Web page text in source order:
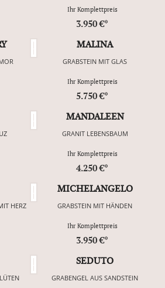
Ihr Komplettpreis
3.950 €*
MALINA
GRABSTEIN MIT GLAS
Ihr Komplettpreis
5.750 €*
MANDALEEN
GRANIT LEBENSBAUM
Ihr Komplettpreis
4.250 €*
HERZ
MICHELANGELO
GRABSTEIN MIT HÄNDEN
Ihr Komplettpreis
3.950 €*
SEDUTO
GRABENGEL AUS SANDSTEIN